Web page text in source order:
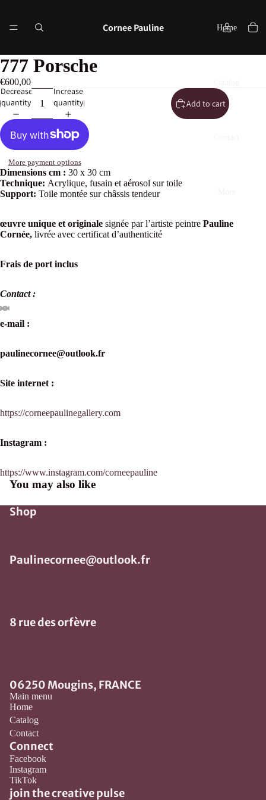
Home
Cornee Pauline
777 Porsche
€600,00
Decrease
quantity
Increase
quantity
Add to cart
More payment options
Dimensions cm : 30 x 30 cm
Technique: Acrylique, fusain et aérosol sur toile
Support: Toile montée sur châssis tendeur
œuvre unique et originale signée par l’artiste peintre Pauline
Cornée, livrée avec certificat d’authenticité
Frais de port inclus
Contact :
e-mail :
paulinecornee@outlook.fr
Site internet :
https://corneepaulinegallery.com
Instagram :
https://www.instagram.com/corneepauline
You may also like
Shop
Paulinecornee@outlook.fr
8 rue des orfèvre
06250 Mougins, FRANCE
Main menu
Home
Catalog
Contact
Connect
Facebook
Instagram
TikTok
join the creative pulse
Privacy policy